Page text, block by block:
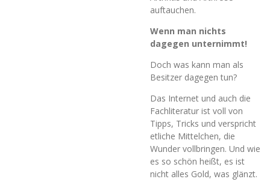
auftauchen.
Wenn man nichts
dagegen unternimmt!
Doch was kann man als
Besitzer dagegen tun?
Das Internet und auch die
Fachliteratur ist voll von
Tipps, Tricks und verspricht
etliche Mittelchen, die
Wunder vollbringen. Und wie
es so schön heißt, es ist
nicht alles Gold, was glänzt.